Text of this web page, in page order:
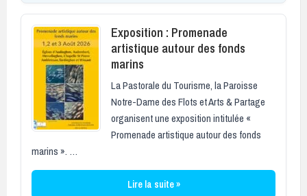
Exposition : Promenade
artistique autour des fonds
marins
La Pastorale du Tourisme, la Paroisse
Notre-Dame des Flots et Arts & Partage
organisent une exposition intitulée «
Promenade artistique autour des fonds
marins ». …
Lire la suite »